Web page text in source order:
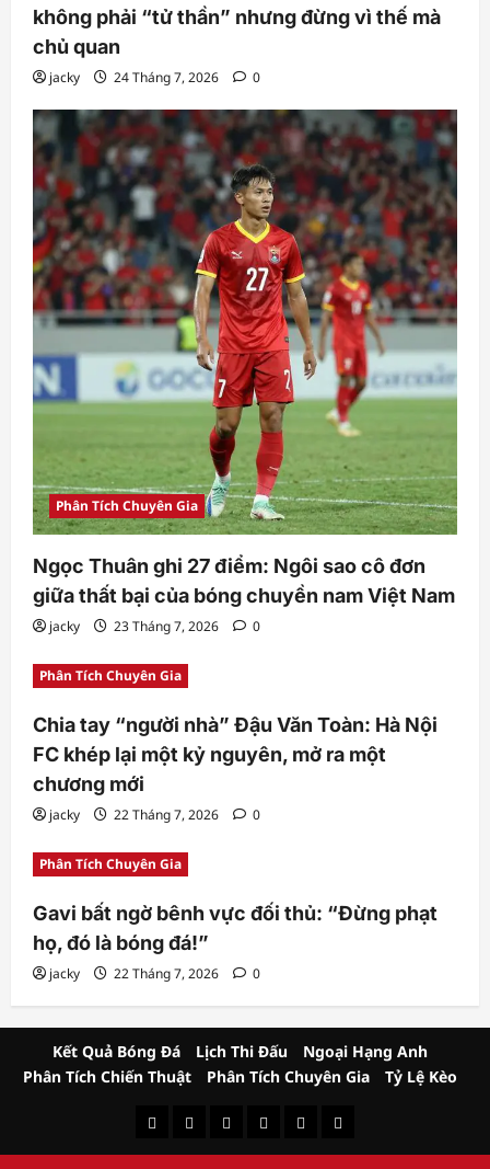
không phải “tử thần” nhưng đừng vì thế mà
chủ quan
jacky 24 Tháng 7, 2026 0
Phân Tích Chuyên Gia
Ngọc Thuân ghi 27 điểm: Ngôi sao cô đơn
giữa thất bại của bóng chuyền nam Việt Nam
jacky 23 Tháng 7, 2026 0
Phân Tích Chuyên Gia
Chia tay “người nhà” Đậu Văn Toàn: Hà Nội
FC khép lại một kỷ nguyên, mở ra một
chương mới
jacky 22 Tháng 7, 2026 0
Phân Tích Chuyên Gia
Gavi bất ngờ bênh vực đối thủ: “Đừng phạt
họ, đó là bóng đá!”
jacky 22 Tháng 7, 2026 0
Kết Quả Bóng Đá Lịch Thi Đấu
Ngoại Hạng Anh
Phân Tích Chiến Thuật
Phân Tích Chuyên Gia Tỷ Lệ Kèo
Kết
Quả
Lịch
Thi
Ngoại
Hạng
Phân
Tích
Phân
Tích
Tỷ
Lệ